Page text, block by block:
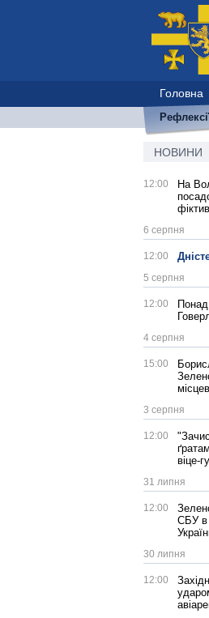
Головна
НОВИНИ
12:00
На
6 серпня
12:00
5 серпня
12:00
Понад
4 серпня
15:00
3 серпня
12:00
віце-
31 липня
12:00
СБУ в
30 липня
12:00